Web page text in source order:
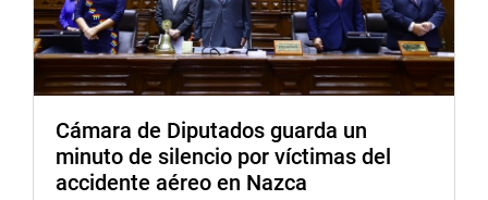
predictamen de archivo recaído en el Tratado
Internacional Ejecutivo N.° 21/2021-2026, que ratifica el
Documento de Proyecto Revisión K del Documento de
Proyecto AD/PER/02/G34 Sistema de Monitoreo de
Cultivos Ilícitos en el Perú.
Fue con la aprobación de la mayoría de los integrantes de
la comisión por considerar que el dictamen en referencia
Cámara de Diputados guarda un
minuto de silencio por víctimas del
accidente aéreo en Nazca